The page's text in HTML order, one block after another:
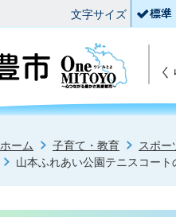
文字サイズ
ホーム 子育て・教育
スポー
山本ふれあい公園テニスコー